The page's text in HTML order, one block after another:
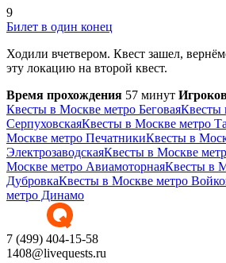
9
Билет в один конец
Ходили вчетвером. Квест зашел,
эту локацию на второй квест.
Время прохождения 57 минут
Квесты в Москве метро БеговаяКвесты
СерпуховскаяКвесты в Москве метро
Москве метро ПечатникиКвесты в
ЭлектрозаводскаяКвесты в Москве
Москве метро АвиамоторнаяКвесты в
ДубровкаКвесты в Москве метро
метро Динамо
7 (499) 404-15-58
1408@livequests.ru